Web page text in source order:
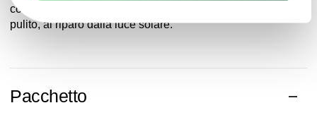
confezione originale, ben chiusa, in un luogo asciutto e
pulito, al riparo dalla luce solare.
Pacchetto